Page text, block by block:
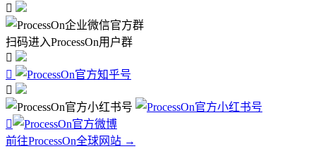

扫码进入ProcessOn用户群




前往ProcessOn全球网站 →